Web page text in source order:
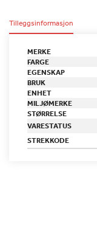
Tilleggsinformasjon
MERKE
FARGE
EGENSKAP
BRUK
ENHET
MILJØMERKE
STØRRELSE
VARESTATUS
STREKKODE